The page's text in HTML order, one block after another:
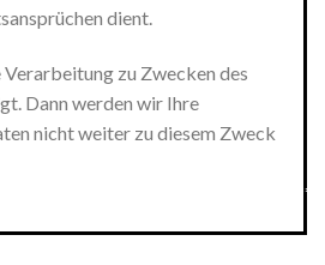
dient.
zu Zwecken des
Dann werden wir Ihre
nicht weiter zu diesem Zweck